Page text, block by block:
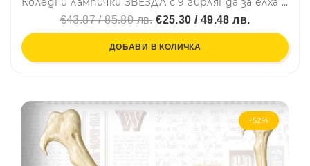
€43.87 / 85.80 лв.€25.30 / 49.48 лв.
ДОБАВИ В КОЛИЧКА
-52%